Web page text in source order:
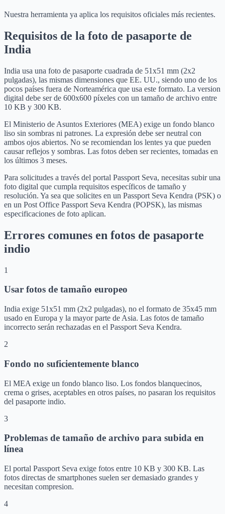
Nuestra herramienta ya aplica los requisitos oficiales más recientes.
Requisitos de la foto de pasaporte de
India
India usa una foto de pasaporte cuadrada de 51x51 mm (2x2
pulgadas), las mismas dimensiones que EE. UU., siendo uno de los
pocos países fuera de Norteamérica que usa este formato. La version
digital debe ser de 600x600 píxeles con un tamaño de archivo entre
10 KB y 300 KB.
El Ministerio de Asuntos Exteriores (MEA) exige un fondo blanco
liso sin sombras ni patrones. La expresión debe ser neutral con
ambos ojos abiertos. No se recomiendan los lentes ya que pueden
causar reflejos y sombras. Las fotos deben ser recientes, tomadas en
los últimos 3 meses.
Para solicitudes a través del portal Passport Seva, necesitas subir una
foto digital que cumpla requisitos específicos de tamaño y
resolución. Ya sea que solicites en un Passport Seva Kendra (PSK) o
en un Post Office Passport Seva Kendra (POPSK), las mismas
especificaciones de foto aplican.
Errores comunes en fotos de pasaporte
indio
1
Usar fotos de tamaño europeo
India exige 51x51 mm (2x2 pulgadas), no el formato de 35x45 mm
usado en Europa y la mayor parte de Asia. Las fotos de tamaño
incorrecto serán rechazadas en el Passport Seva Kendra.
2
Fondo no suficientemente blanco
El MEA exige un fondo blanco liso. Los fondos blanquecinos,
crema o grises, aceptables en otros países, no pasaran los requisitos
del pasaporte indio.
3
Problemas de tamaño de archivo para subida en
línea
El portal Passport Seva exige fotos entre 10 KB y 300 KB. Las
fotos directas de smartphones suelen ser demasiado grandes y
necesitan compresion.
4